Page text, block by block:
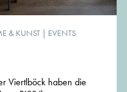
& KUNST | EVENTS
Viertlböck haben die